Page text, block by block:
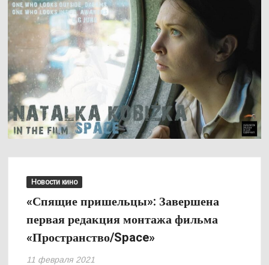
Новости кино
«Спящие пришельцы»: Завершена
первая редакция монтажа фильма
«Пространство/Space»
11 февраля 2021